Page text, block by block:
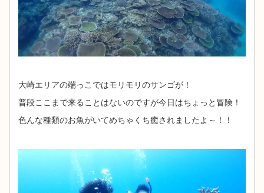
大崎エリアの端っこではモリモリのサンゴが！
普段ここまで来ることはないのですが今日はちょっと冒険！
色んな種類のお魚がいてめちゃくち癒されましたよ～！！